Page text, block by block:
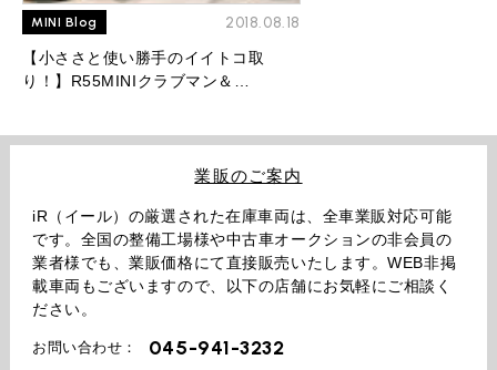
MINI Blog 2018.08.18
【小ささと使い勝手のイイトコ取
り！】R55MINIクラブマン＆
業販のご案内
iR（イール）の厳選された在庫車両は、全車業販対応可能
です。全国の整備工場様や中古車オークションの非会員の
業者様でも、業販価格にて直接販売いたします。WEB非掲
載車両もございますので、以下の店舗にお気軽にご相談く
ださい。
お問い合わせ： 045-941-3232